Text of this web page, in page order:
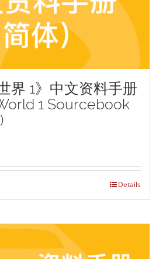
界 1》中文资料手册
1 Sourcebook
Details